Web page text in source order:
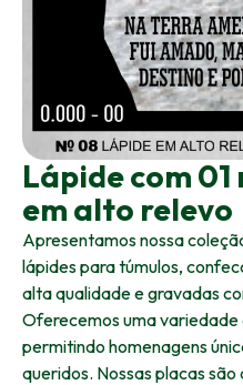
Lápide com
em alto relevo
Apresentamos nossa
lápides para túmulos,
alta qualidade e gravadas
Oferecemos uma variedade
permitindo homenagens
queridos. Nossas placas